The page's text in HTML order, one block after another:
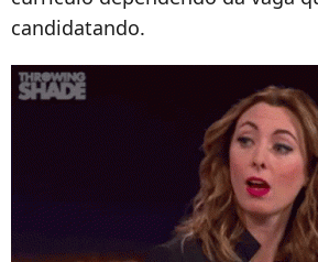
candidatando.